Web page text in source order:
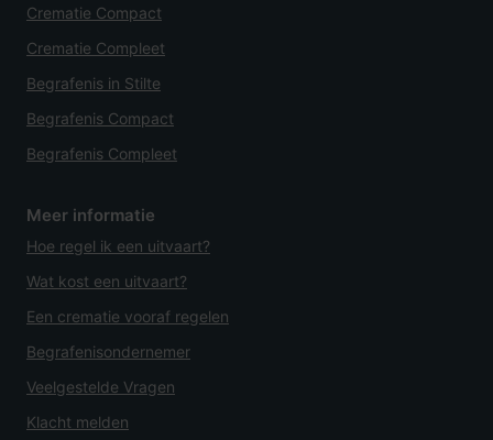
Crematie Compact
Crematie Compleet
Begrafenis in Stilte
Begrafenis Compact
Begrafenis Compleet
Meer informatie
Hoe regel ik een uitvaart?
Wat kost een uitvaart?
Een crematie vooraf regelen
Begrafenisondernemer
Veelgestelde Vragen
Klacht melden